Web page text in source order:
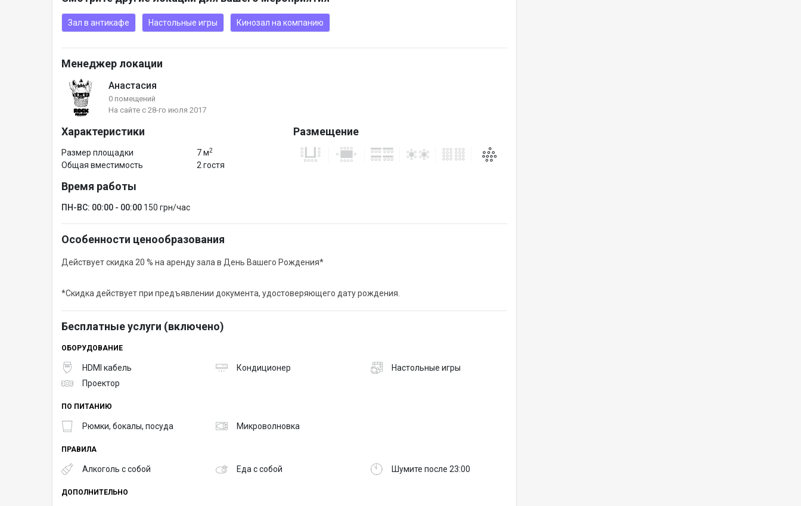
Зал в антикафе Настольные игры Кинозал на компанию
Менеджер локации
Анастасия
0 помещений
На сайте с 28-го июля 2017
Характеристики
Размер площадки 7 м2
Общая вместимость 2 гостя
Размещение
Время работы
ПН-ВС: 00:00 - 00:00 150 грн/час
Особенности ценообразования
Действует скидка 20 % на аренду зала в День Вашего Рождения*
*Скидка действует при предъявлении документа, удостоверяющего дату рождения.
Бесплатные услуги (включено)
ОБОРУДОВАНИЕ
HDMI кабель Кондиционер
Настольные игры
Проектор
ПО ПИТАНИЮ
Рюмки, бокалы, посуда Микроволновка
ПРАВИЛА
Алкоголь с собой Еда с собой Шумите после 23:00
ДОПОЛНИТЕЛЬНО